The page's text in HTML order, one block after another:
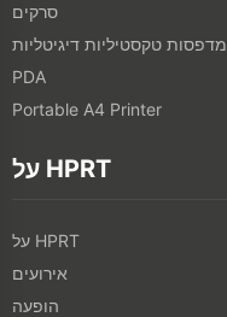
סרקים
מדפסות טקסטיליות דיגיטליות
PDA
Portable A4 Printer
על HPRT
על HPRT
אירועים
הופעה